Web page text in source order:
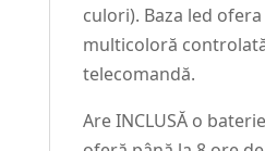
culori). Baza led
multicoloră
telecomandă.
Are INCLUSĂ o